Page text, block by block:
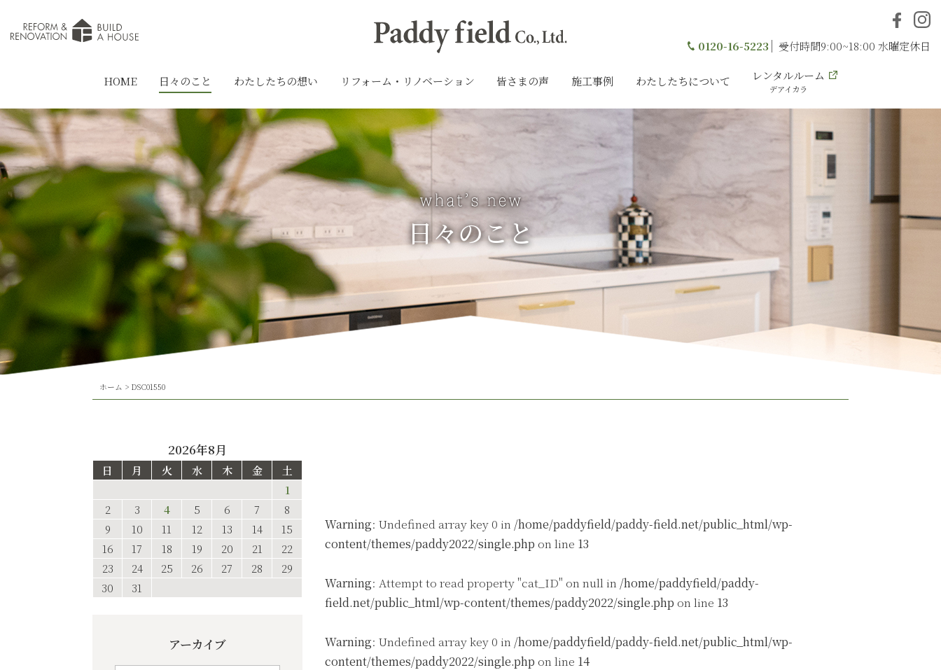
0120-16-5223 受付時間9:00~18:00 水曜定休日
HOME 日々のこと わたしたちの想い リフォーム・リノベーション 皆さまの声 施工事例 わたしたちについて レンタルルーム
デアイカラ
日々のこと
ホーム > DSC01550
Warning: Undefined array key 0 in /home/paddyfield/paddy-field.net/public_html/wp-
content/themes/paddy2022/single.php on line 13
Warning: Attempt to read property "cat_ID" on null in /home/paddyfield/paddy-
field.net/public_html/wp-content/themes/paddy2022/single.php on line 13
Warning: Undefined array key 0 in /home/paddyfield/paddy-field.net/public_html/wp-
content/themes/paddy2022/single.php on line 14
2026年8月
日 月 火 水 木 金
土
1
2
3 4 5 6 7
8
9
10 11 12 13 14
15
16
17 18 19 20 21
22
23
24 25 26 27 28
29
30
31
アーカイブ